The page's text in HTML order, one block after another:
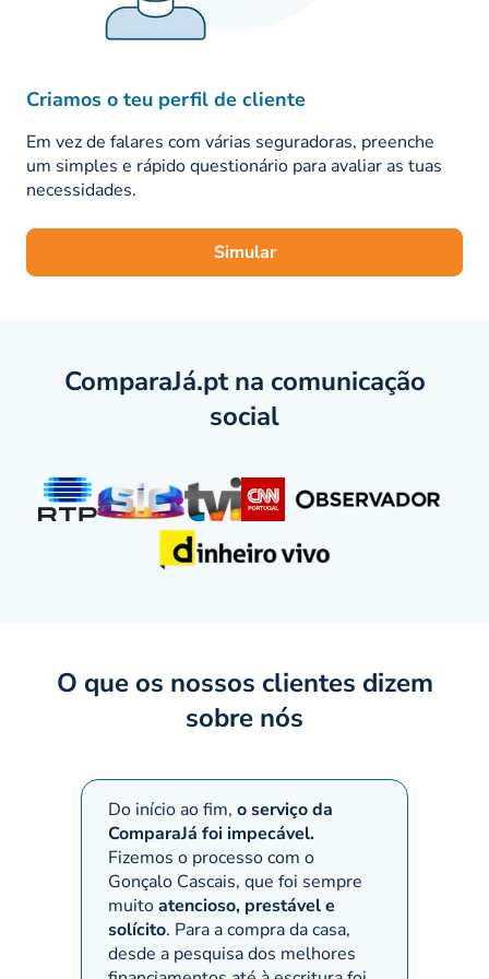
No âmbito da sua política de responsabilidade social,
Real Vida Seguros”, que procura sensibilizar o gosto
pela leitura, a escrita e a arte. A venda desses artigos
tem como finalidade o apoio de crianças, jovens e
adultos carenciados.
Criamos o teu perfil de cliente
Em vez de falares com várias seguradoras, preenche
um simples e rápido questionário para avaliar as tuas
necessidades.
Simular
ComparaJá.pt na comunicação
social
O que os nossos clientes dizem
sobre nós
Do início ao fim, o serviço da
ComparaJá foi impecável.
Fizemos o processo com o
Gonçalo Cascais, que foi sempre
muitoatencioso, prestável e
solícito. Para a compra da casa,
desde a pesquisa dos melhores